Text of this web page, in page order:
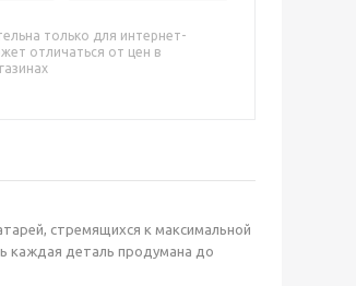
только для интернет-
отличаться от цен в
стремящихся к максимальной
каждая деталь продумана до